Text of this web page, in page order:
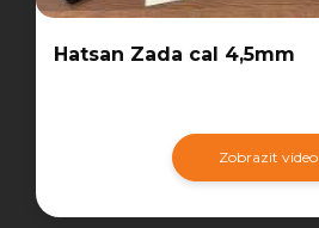
Hatsan Zada cal 4,5mm
Zobrazit video